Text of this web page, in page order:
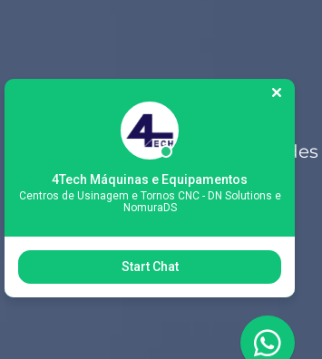
Siga-nos nas redes
sociais
4Tech Máquinas e Equipamentos
Centros de Usinagem e Tornos CNC - DN Solutions e
NomuraDS
Start Chat